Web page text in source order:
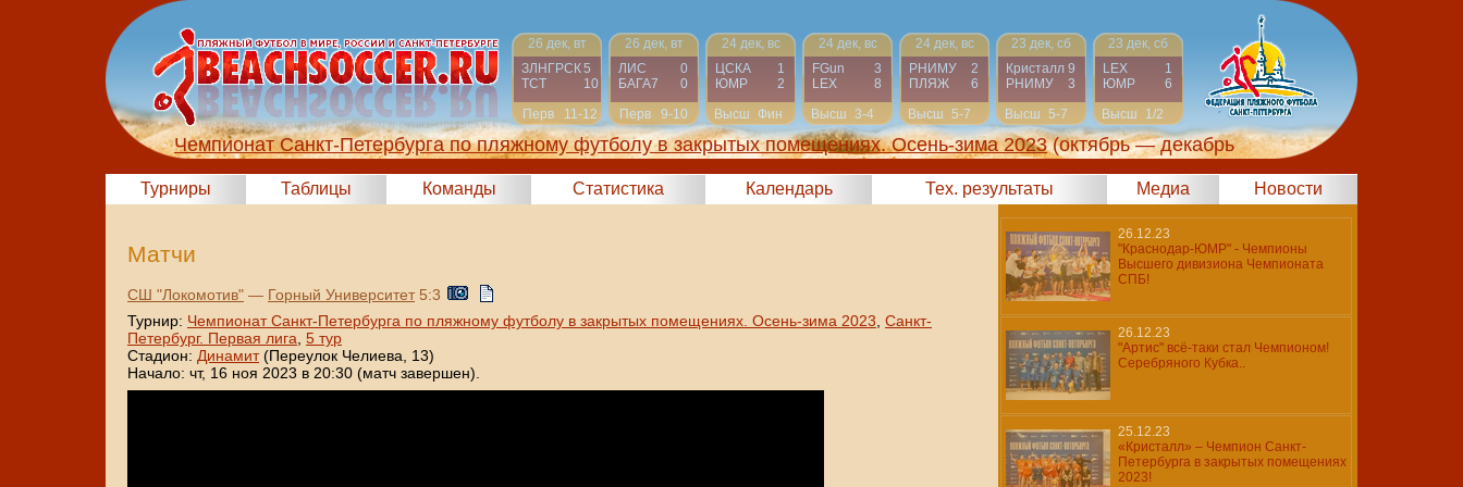
26 дек, вт
ЗЛНГРСК5
ТСТ
10
Перв
11-12
26 дек, вт
ЛИС
0
БАГА7
0
Перв
9-10
24 дек, вс
ЦСКА
1
ЮМР
2
Высш Фин
24 дек, вс
FGun
3
LEX
8
Высш 3-4
24 дек, вс
РНИМУ
2
ПЛЯЖ
6
Высш 5-7
23 дек, сб
Кристалл 9
РНИМУ
3
Высш 5-7
23 дек, сб
LEX
1
ЮМР
6
Высш
1/2
Чемпионат Санкт-Петербурга по пляжному футболу в закрытых помещениях. Осень-зима 2023 (октябрь — декабрь
Турниры Таблицы Команды Статистика Календарь Тех. результаты Медиа Новости
Матчи
СШ "Локомотив" — Горный Университет 5:3
Турнир: Чемпионат Санкт-Петербурга по пляжному футболу в закрытых помещениях. Осень-зима 2023 Санкт-
Петербург. Первая лига 5 тур
Стадион: Динамит(Переулок Челиева, 13)
Начало: чт, 16 ноя 2023 в 20:30 (матч завершен).
26.12.23
"Краснодар-ЮМР" - Чемпионы
Высшего дивизиона Чемпионата
СПБ!
26.12.23
"Артис" всё-таки стал Чемпионом!
Серебряного Кубка..
25.12.23
«Кристалл» – Чемпион Санкт-
Петербурга в закрытых помещениях
2023!